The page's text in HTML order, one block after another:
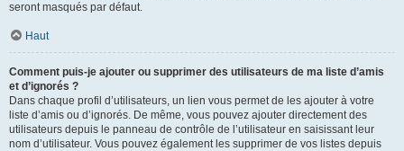
seront masqués par défaut.
Haut
Comment puis-je ajouter ou supprimer des utilisateurs de ma liste d’amis
et d’ignorés ?
Dans chaque profil d’utilisateurs, un lien vous permet de les ajouter à votre
liste d’amis ou d’ignorés. De même, vous pouvez ajouter directement des
utilisateurs depuis le panneau de contrôle de l’utilisateur en saisissant leur
nom d’utilisateur. Vous pouvez également les supprimer de vos listes depuis